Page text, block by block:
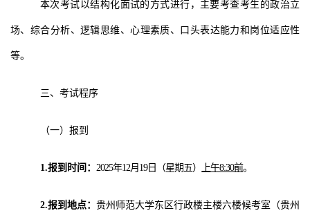
本次考试以结构化面试的方式进行，主要考查考生的政治立
场、综合分析、逻辑思维、心理素质、口头表达能力和岗位适应性
等。
三、考试程序
（一）报到
1.报到时间： 2025年12月 19日（星期五） 上午8:30前。
2.报到地点： 贵州师范大学东区行政楼主楼六楼候考室（贵州